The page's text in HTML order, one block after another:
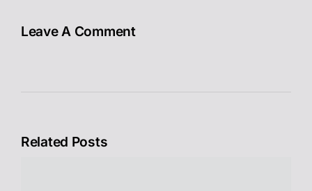
Leave A Comment
Related Posts